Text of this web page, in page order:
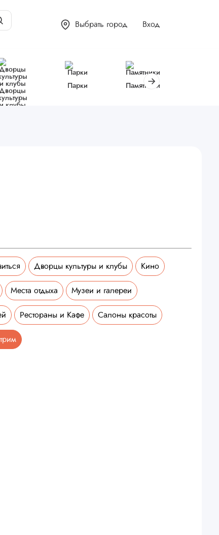
Выбрать город Вход
и клубы
Парки Памятники
Дворцы культуры и клубы Кино
Места отдыха Музеи и галереи
Рестораны и Кафе Салоны красоты